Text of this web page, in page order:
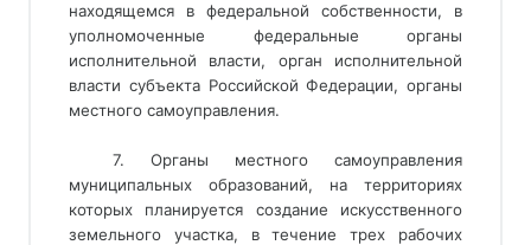
находящемся в федеральной собственности, в
уполномоченные федеральные органы
исполнительной власти, орган исполнительной
власти субъекта Российской Федерации, органы
местного самоуправления.
7. Органы местного самоуправления
муниципальных образований, на территориях
которых планируется создание искусственного
земельного участка, в течение трех рабочих